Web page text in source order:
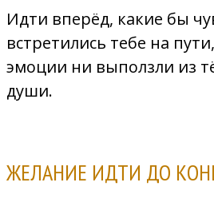
Идти вперёд, какие бы
встретились тебе на
эмоции ни выползли из
души.
ЖЕЛАНИЕ ИДТИ ДО